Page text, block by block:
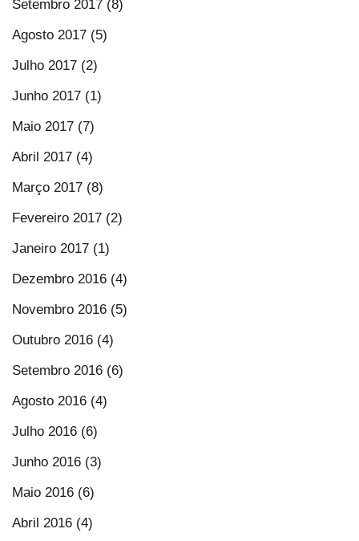
Setembro 2017 (8)
Agosto 2017 (5)
Julho 2017 (2)
Junho 2017 (1)
Maio 2017 (7)
Abril 2017 (4)
Março 2017 (8)
Fevereiro 2017 (2)
Janeiro 2017 (1)
Dezembro 2016 (4)
Novembro 2016 (5)
Outubro 2016 (4)
Setembro 2016 (6)
Agosto 2016 (4)
Julho 2016 (6)
Junho 2016 (3)
Maio 2016 (6)
Abril 2016 (4)